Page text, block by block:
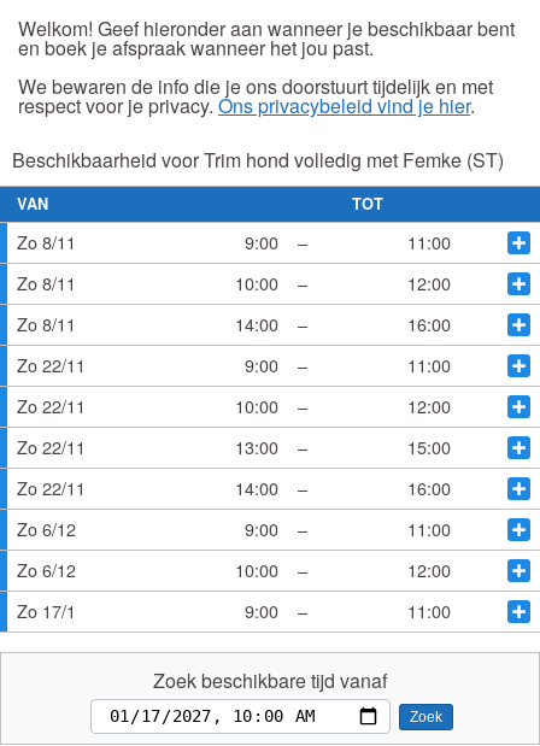
Welkom! Geef hieronder aan wanneer je beschikbaar bent
en boek je afspraak wanneer het jou past.
We bewaren de info die je ons doorstuurt tijdelijk en met
respect voor je privacy. Ons privacybeleid vind je hier.
Beschikbaarheid voor Trim hond volledig met Femke (ST)
VAN TOT
Zo 8/11 9:00 –
11:00
Zo 8/11
10:00 –
12:00
Zo 8/11
14:00 –
16:00
Zo 22/11
9:00 –
11:00
Zo 22/11
10:00 –
12:00
Zo 22/11
13:00 –
15:00
Zo 22/11
14:00 –
16:00
Zo 6/12
9:00 –
11:00
Zo 6/12
10:00 –
12:00
Zo 17/1
9:00 – 11:00
Zoek beschikbare tijd vanaf
Zoek